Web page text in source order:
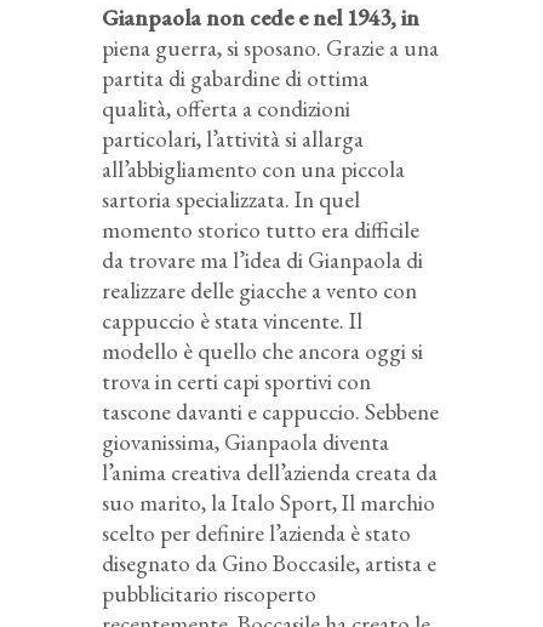
Gianpaola non cede e nel 1943, in
piena guerra, si sposano. Grazie a una
partita di gabardine di ottima
qualità, offerta a condizioni
particolari, l’attività si allarga
all’abbigliamento con una piccola
sartoria specializzata. In quel
momento storico tutto era difficile
da trovare ma l’idea di Gianpaola di
realizzare delle giacche a vento con
cappuccio è stata vincente. Il
modello è quello che ancora oggi si
trova in certi capi sportivi con
tascone davanti e cappuccio. Sebbene
giovanissima, Gianpaola diventa
l’anima creativa dell’azienda creata da
suo marito, la Italo Sport, Il marchio
scelto per definire l’azienda è stato
disegnato da Gino Boccasile, artista e
pubblicitario riscoperto